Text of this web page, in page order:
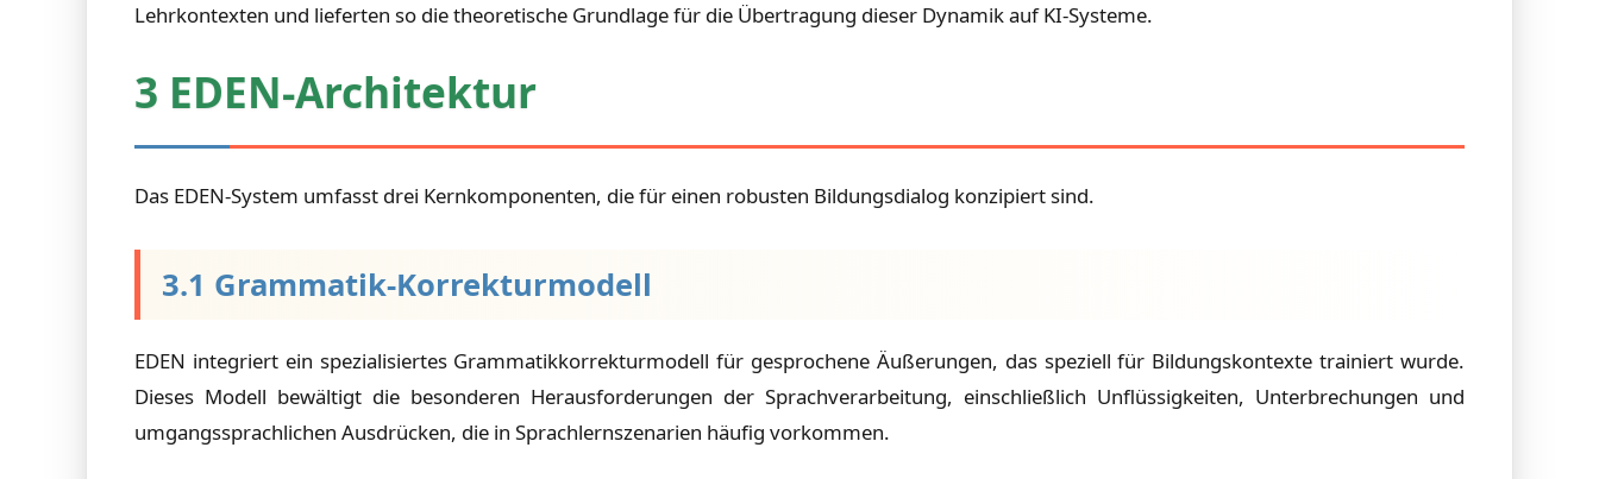
Lehrkontexten und lieferten so die theoretische Grundlage für die Übertragung dieser Dynamik auf KI-Systeme.
3 EDEN-Architektur
Das EDEN-System umfasst drei Kernkomponenten, die für einen robusten Bildungsdialog konzipiert sind.
3.1 Grammatik-Korrekturmodell
EDEN integriert ein spezialisiertes Grammatikkorrekturmodell für gesprochene Äußerungen, das speziell für Bildungskontexte trainiert wurde.
Dieses Modell bewältigt die besonderen Herausforderungen der Sprachverarbeitung, einschließlich Unflüssigkeiten, Unterbrechungen und
umgangssprachlichen Ausdrücken, die in Sprachlernszenarien häufig vorkommen.